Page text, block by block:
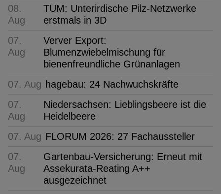
08.
Aug
TUM: Unterirdische Pilz-Netzwerke
erstmals in 3D
07.
Aug
Verver Export:
Blumenzwiebelmischung für
bienenfreundliche Grünanlagen
07. Aug hagebau: 24 Nachwuchskräfte
07.
Aug
Niedersachsen: Lieblingsbeere ist die
Heidelbeere
07. Aug FLORUM 2026: 27 Fachaussteller
07.
Aug
Gartenbau-Versicherung: Erneut mit
Assekurata-Reating A++
ausgezeichnet